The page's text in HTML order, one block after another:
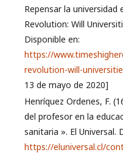
Repensar la universidad
Revolution: Will
Disponible en:
https://
revolution-will-
13 de mayo de 2020]
Henríquez Ordenes, F.
del profesor en la
sanitaria ». El Universal.
https://eluniversal.cl/